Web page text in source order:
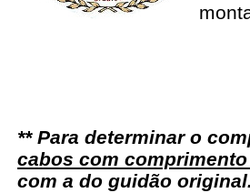
** Para determinar o
cabos com
com a do guidão